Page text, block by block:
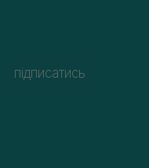
підписатись